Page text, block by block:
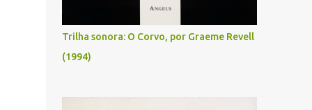
Trilha sonora: O Corvo, por Graeme Revell
(1994)